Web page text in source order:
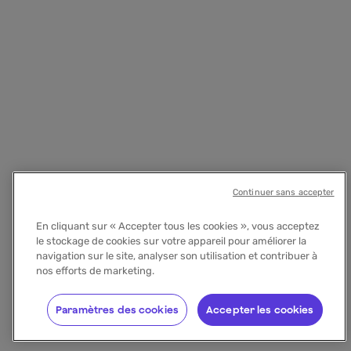
En cliquant sur « Accepter tous les cookies », vous acceptez
le stockage de cookies sur votre appareil pour améliorer la
navigation sur le site, analyser son utilisation et contribuer à
nos efforts de marketing.
Accepter les cookies
Paramètres des cookies
Continuer sans accepter